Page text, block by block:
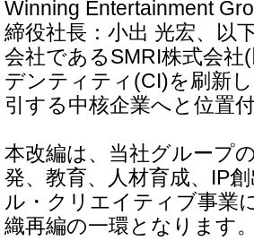
Winning Entertainment
締役社長：小出 光宏、以
会社であるSMRI株式会
デンティティ(CI)を刷新
引する中核企業へと位置
本改編は、当社グループ
発、教育、人材育成、IP
ル・クリエイティブ事業
織再編の一環となります。